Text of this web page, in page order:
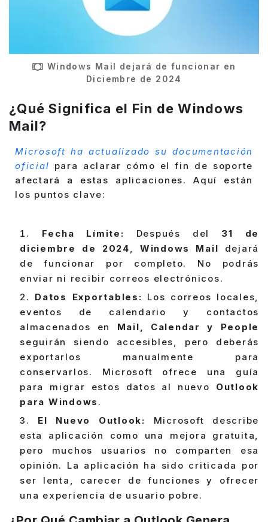
Windows Mail dejará de funcionar en
Diciembre de 2024
¿Qué Significa el Fin de Windows
Mail?
Microsoft ha actualizado su documentación
oficial para aclarar cómo el fin de soporte
afectará a estas aplicaciones. Aquí están
los puntos clave:
Fecha Límite: Después del 31 de
diciembre de 2024, Windows Mail dejará
de funcionar por completo. No podrás
enviar ni recibir correos electrónicos.
Datos Exportables: Los correos locales,
eventos de calendario y contactos
almacenados en Mail, Calendar y People
seguirán siendo accesibles, pero deberás
exportarlos manualmente para
conservarlos. Microsoft ofrece una guía
para migrar estos datos al nuevo Outlook
para Windows .
El Nuevo Outlook: Microsoft describe
esta aplicación como una mejora gratuita,
pero muchos usuarios no comparten esa
opinión. La aplicación ha sido criticada por
ser lenta, carecer de funciones y ofrecer
una experiencia de usuario pobre.